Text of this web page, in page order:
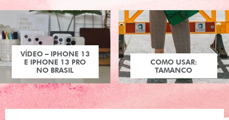
COMO USAR:
TAMANCO